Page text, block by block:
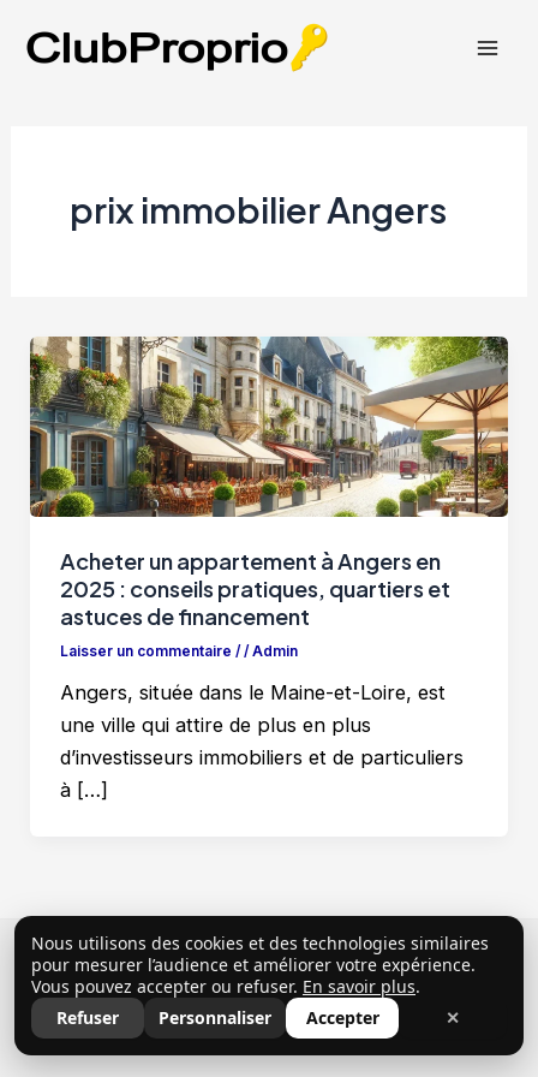
prix immobilier Angers
Acheter un appartement à Angers en
2025 : conseils pratiques, quartiers et
astuces de financement
Laisser un commentaire / / Admin
Angers, située dans le Maine-et-Loire, est
une ville qui attire de plus en plus
d’investisseurs immobiliers et de particuliers
à […]
Copyright © 2026 ClubProprio |Politique de
confidentialité|Conditions Générales d’Utilisation
Mentions légales
Nous utilisons des cookies et des technologies similaires
pour mesurer l’audience et améliorer votre expérience.
Vous pouvez accepter ou refuser. En savoir plus.
Refuser
Personnaliser Accepter ✕